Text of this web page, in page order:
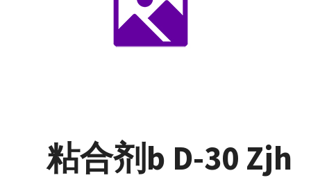
粘合剂b D-30 Zjh